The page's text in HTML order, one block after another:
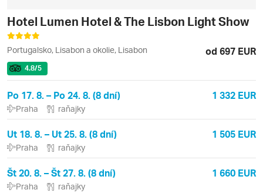
Hotel Lumen Hotel & The Lisbon Light Show
Portugalsko, Lisabon a okolie, Lisabon od 697 EUR
4.8/5
Po 17. 8. – Po 24. 8. (8 dní) 1 332 EUR
Praha raňajky
Ut 18. 8. – Ut 25. 8. (8 dní) 1 505 EUR
Praha raňajky
Št 20. 8. – Št 27. 8. (8 dní) 1 660 EUR
Praha raňajky